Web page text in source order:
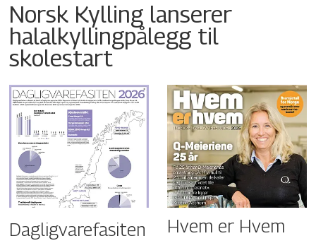
Norsk Kylling lanserer
halalkyllingpålegg til
skolestart
Dagligvarefasiten Hvem er Hvem